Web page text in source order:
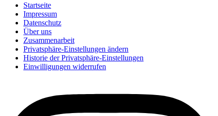
Startseite
Impressum
Datenschutz
Über uns
Zusammenarbeit
Privatsphäre-Einstellungen ändern
Historie der Privatsphäre-Einstellungen
Einwilligungen widerrufen